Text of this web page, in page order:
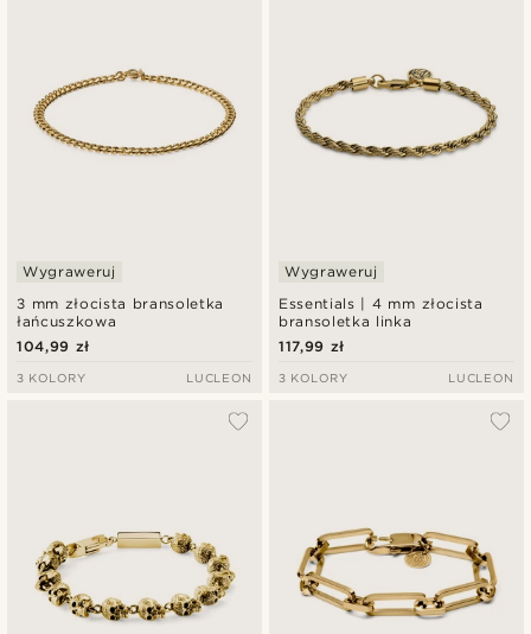
3 mm złocista bransoletka
łańcuszkowa
Wygraweruj
104,99 zł
3 KOLORY LUCLEON
Essentials | 4 mm złocista
bransoletka linka
Wygraweruj
117,99 zł
3 KOLORY LUCLEON